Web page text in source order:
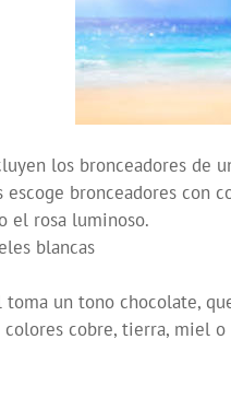
los bronceadores
bronceadores
el rosa luminoso.
blancas
un tono chocolate,
cobre, tierra, miel